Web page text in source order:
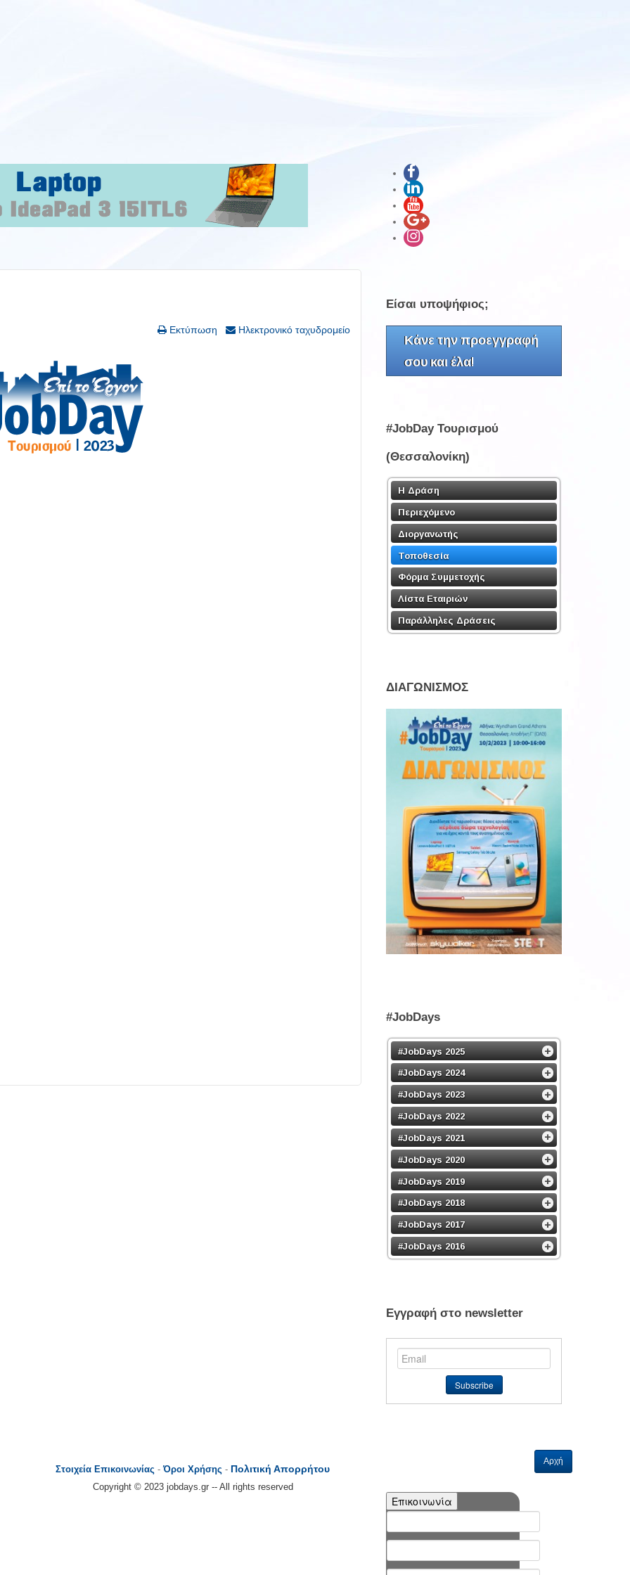
Εκτύπωση Ηλεκτρονικό ταχυδρομείο
Είσαι υποψήφιος;
Κάνε την προεγγραφή
σου και έλα!
#JobDay Τουρισμού
(Θεσσαλονίκη)
Η Δράση
Περιεχόμενο
Διοργανωτής
Τοποθεσία
Φόρμα Συμμετοχής
Λίστα Εταιριών
Παράλληλες Δράσεις
ΔΙΑΓΩΝΙΣΜΟΣ
#JobDays
#JobDays 2025
#JobDays 2024
#JobDays 2023
#JobDays 2022
#JobDays 2021
#JobDays 2020
#JobDays 2019
#JobDays 2018
#JobDays 2017
#JobDays 2016
Εγγραφή στο newsletter
Στοιχεία Επικοινωνίας -Όροι Χρήσης - Πολιτική Απορρήτου
Copyright © 2023 jobdays.gr -- All rights reserved
Αρχή